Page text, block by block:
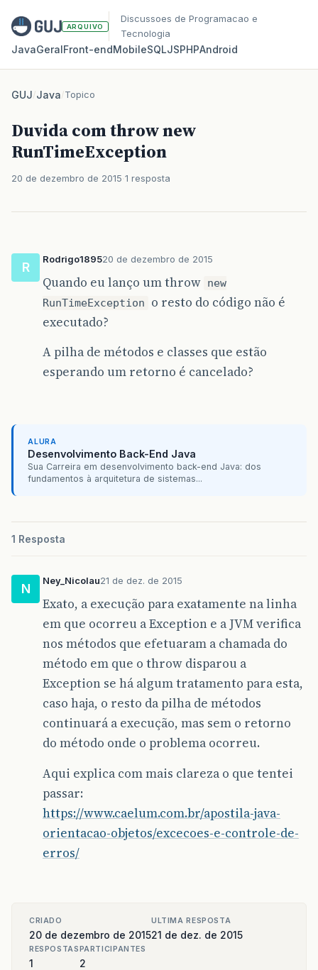
ARQUIVO
Discussoes de Programacao e
Tecnologia
JavaGeralFront‑endMobileSQLJSPHPAndroid
GUJ/Java/Topico
Duvida com throw new
RunTimeException
20 de dezembro de 2015 1 resposta
R
Rodrigo189520 de dezembro de 2015
Quando eu lanço um throw new
RunTimeException
o resto do código não é
executado?
A pilha de métodos e classes que estão
esperando um retorno é cancelado?
ALURA
Desenvolvimento Back-End Java
Sua Carreira em desenvolvimento back-end Java: dos
fundamentos à arquitetura de sistemas...
1 Resposta
N
Ney_Nicolau21 de dez. de 2015
Exato, a execução para exatamente na linha
em que ocorreu a Exception e a JVM verifica
nos métodos que efetuaram a chamada do
método em que o throw disparou a
Exception se há algum tratamento para esta,
caso haja, o resto da pilha de métodos
continuará a execução, mas sem o retorno
do método onde o problema ocorreu.
Aqui explica com mais clareza o que tentei
passar:
https://www.caelum.com.br/apostila-java-
orientacao-objetos/excecoes-e-controle-de-
erros/
CRIADO
20 de dezembro de 2015
ULTIMA RESPOSTA
21 de dez. de 2015
RESPOSTAS
1
PARTICIPANTES
2